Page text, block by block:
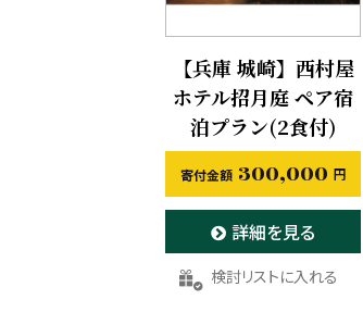
【兵庫 城崎】西村屋
ホテル招月庭 ペア宿
泊プラン(2食付)
300,000
詳細を見る
お気に入りに登録する